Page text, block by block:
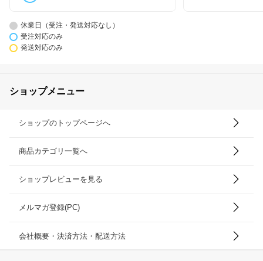
休業日（受注・発送対応なし）
受注対応のみ
発送対応のみ
ショップメニュー
ショップのトップページへ
商品カテゴリ一覧へ
ショップレビューを見る
メルマガ登録(PC)
会社概要・決済方法・配送方法